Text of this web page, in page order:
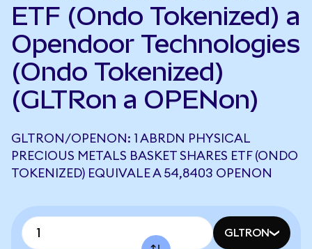
ETF (Ondo Tokenized) a
Opendoor Technologies
(Ondo Tokenized)
(GLTRon a OPENon)
GLTRON/OPENON: 1 ABRDN PHYSICAL
PRECIOUS METALS BASKET SHARES ETF (ONDO
TOKENIZED) EQUIVALE A 54,8403 OPENON
GLTRON